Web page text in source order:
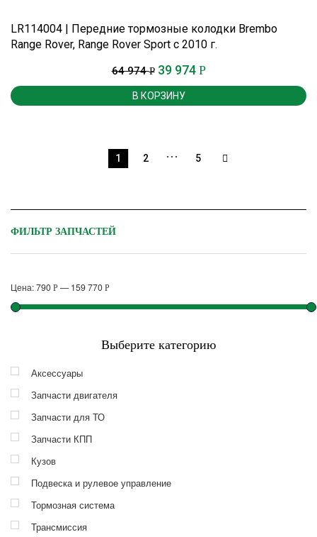
LR114004 | Передние тормозные колодки Brembo
Range Rover, Range Rover Sport c 2010 г.
64 974Р 39 974 Р
В КОРЗИНУ
1 2 … 5
ФИЛЬТР ЗАПЧАСТЕЙ
Цена:790 Р —159 770 Р
Выберите категорию
Аксессуары
Запчасти двигателя
Запчасти для ТО
Запчасти КПП
Кузов
Подвеска и рулевое управление
Тормозная система
Трансмиссия